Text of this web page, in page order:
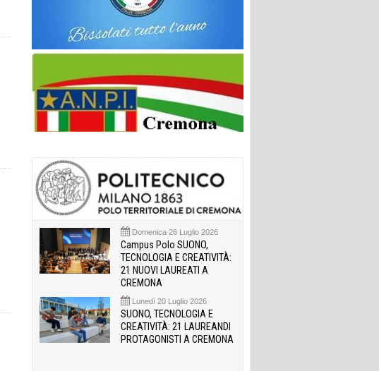
Domenica 26 Luglio 2026
Campus Polo SUONO,
TECNOLOGIA E CREATIVITÀ:
21 NUOVI LAUREATI A
CREMONA
Lunedì 20 Luglio 2026
SUONO, TECNOLOGIA E
CREATIVITÀ: 21 LAUREANDI
PROTAGONISTI A CREMONA